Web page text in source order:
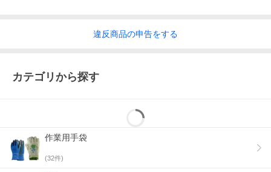
違反商品の申告をする
カテゴリから探す
作業用手袋
(32件)